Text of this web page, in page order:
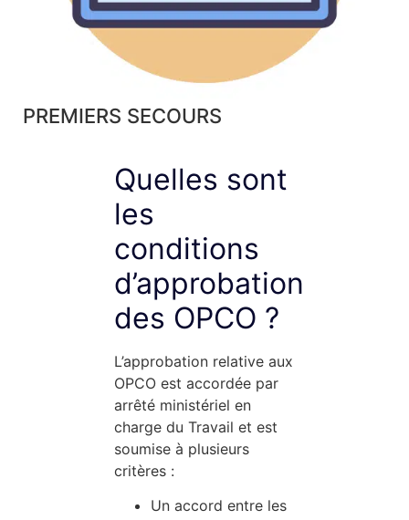
PREMIERS SECOURS
Quelles sont
les
conditions
d’approbation
des OPCO ?
L’approbation relative aux
OPCO est accordée par
arrêté ministériel en
charge du Travail et est
soumise à plusieurs
critères :
Un accord entre les